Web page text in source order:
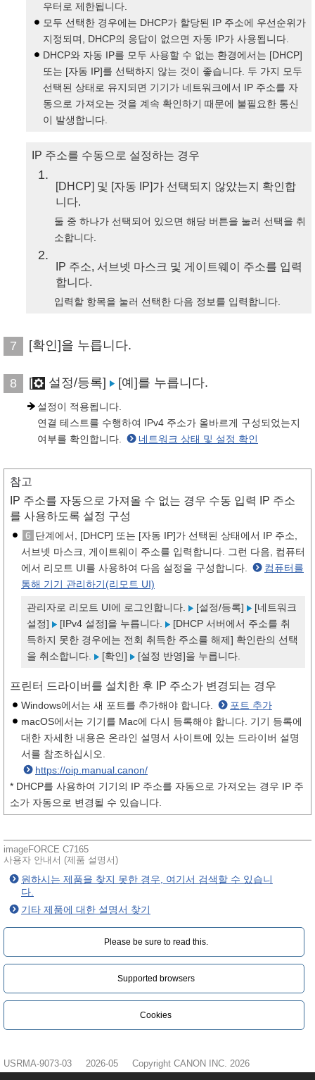
우터로 제한됩니다.
모두 선택한 경우에는 DHCP가 할당된 IP 주소에 우선순위가
지정되며, DHCP의 응답이 없으면 자동 IP가 사용됩니다.
DHCP와 자동 IP를 모두 사용할 수 없는 환경에서는 [DHCP]
또는 [자동 IP]를 선택하지 않는 것이 좋습니다. 두 가지 모두
선택된 상태로 유지되면 기기가 네트워크에서 IP 주소를 자
동으로 가져오는 것을 계속 확인하기 때문에 불필요한 통신
이 발생합니다.
IP 주소를 수동으로 설정하는 경우
1
[DHCP] 및 [자동 IP]가 선택되지 않았는지 확인합
니다.
둘 중 하나가 선택되어 있으면 해당 버튼을 눌러 선택을 취
소합니다.
2
IP 주소, 서브넷 마스크 및 게이트웨이 주소를 입력
합니다.
입력할 항목을 눌러 선택한 다음 정보를 입력합니다.
7 [확인]을 누릅니다.
8 [ 설정/등록] [예]를 누릅니다.
설정이 적용됩니다.
연결 테스트를 수행하여 IPv4 주소가 올바르게 구성되었는지
여부를 확인합니다.
네트워크 상태 및 설정 확인
참고
IP 주소를 자동으로 가져올 수 없는 경우 수동 입력 IP 주소
를 사용하도록 설정 구성
6 단계에서, [DHCP] 또는 [자동 IP]가 선택된 상태에서 IP 주소,
서브넷 마스크, 게이트웨이 주소를 입력합니다. 그런 다음, 컴퓨터
에서 리모트 UI를 사용하여 다음 설정을 구성합니다.
컴퓨터를
통해 기기 관리하기(리모트 UI)
관리자로 리모트 UI에 로그인합니다. [설정/등록]
[네트워크
설정]
[IPv4 설정]을 누릅니다.
[DHCP 서버에서 주소를 취
득하지 못한 경우에는 전회 취득한 주소를 해제] 확인란의 선택
을 취소합니다.
[확인] [설정 반영]을 누릅니다.
프린터 드라이버를 설치한 후 IP 주소가 변경되는 경우
Windows에서는 새 포트를 추가해야 합니다.
포트 추가
macOS에서는 기기를 Mac에 다시 등록해야 합니다. 기기 등록에
대한 자세한 내용은 온라인 설명서 사이트에 있는 드라이버 설명
서를 참조하십시오.
https://oip.manual.canon/
* DHCP를 사용하여 기기의 IP 주소를 자동으로 가져오는 경우 IP 주
소가 자동으로 변경될 수 있습니다.
imageFORCE C7165
사용자 안내서 (제품 설명서)
원하시는 제품을 찾지 못한 경우, 여기서 검색할 수 있습니
다.
기타 제품에 대한 설명서 찾기
Please be sure to read this.‎
Supported browsers
Cookies
USRMA-9073-03 2026-05 Copyright CANON INC. 2026